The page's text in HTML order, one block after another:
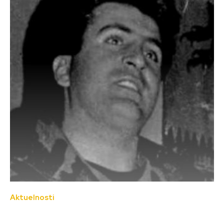
Aktuelnosti